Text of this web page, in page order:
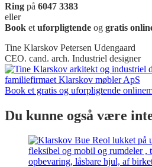
Ring på 6047 3383
eller
Book et uforpligtende og gratis
Tine Klarskov Petersen Udengaard
CEO. cand. arch. Industriel designer
Book et gratis og uforpligtende
Du kunne også være